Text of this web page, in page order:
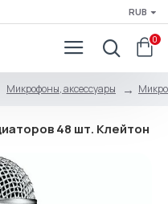
RUB
0
Микрофоны, аксессуары
48 шт. Клейтон